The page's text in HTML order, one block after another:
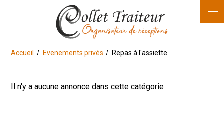
Accueil Evenements privés Repas à l'assiette
Il n'y a aucune annonce dans cette catégorie
Panneau de gestion des cookies